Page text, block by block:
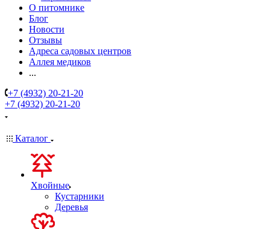
О питомнике
Блог
Новости
Отзывы
Адреса садовых центров
Аллея медиков
...
+7 (4932) 20-21-20
+7 (4932) 20-21-20
Каталог
Хвойные
Кустарники
Деревья